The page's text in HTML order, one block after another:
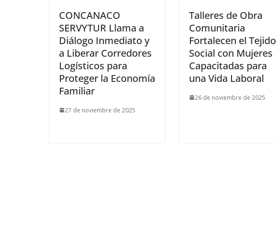
CONCANACO
SERVYTUR Llama a
Diálogo Inmediato y
a Liberar Corredores
Logísticos para
Proteger la Economía
Familiar
27 de noviembre de 2025
Talleres de Obra
Comunitaria
Fortalecen el Tejido
Social con Mujeres
Capacitadas para
una Vida Laboral
26 de noviembre de 2025